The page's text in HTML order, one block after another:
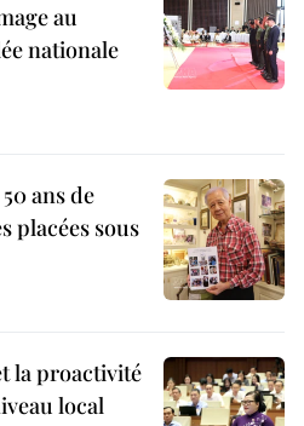
au
nationale
ans de
placées sous
la proactivité
local